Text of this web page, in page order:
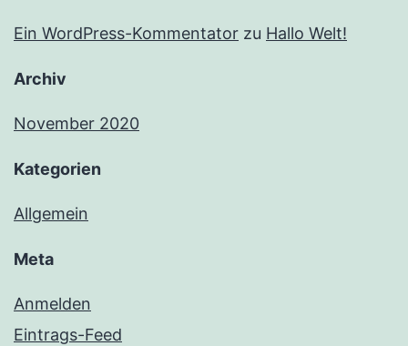
Ein WordPress-Kommentator zu Hallo Welt!
Archiv
November 2020
Kategorien
Allgemein
Meta
Anmelden
Eintrags-Feed